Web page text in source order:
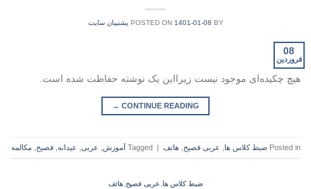
POSTED ON 1401-01-08 BY پشتیبان سایت
08
فروردین
هیچ چکیده‌ای موجود نیست زیرا‌این یک نوشته حفاظت شده است.
CONTINUE READING
→
Posted in ضبط کلاس ها عربی فصیح هاتف |
Tagged آموزش عربی عیدانه فصیح مکالمه
ضبط کلاس ها,عربی فصیح,هاتف